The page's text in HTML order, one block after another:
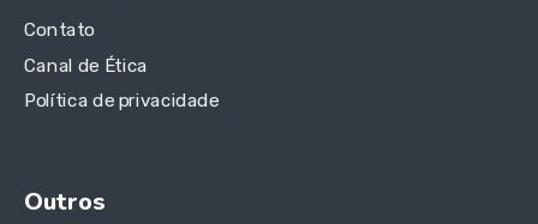
Contato
Canal de Ética
Política de privacidade
Outros